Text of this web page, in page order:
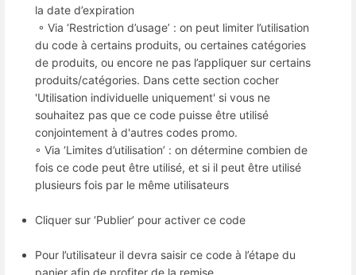
la date d’expiration
◦ Via ‘Restriction d’usage’ : on peut limiter l’utilisation
du code à certains produits, ou certaines catégories
de produits, ou encore ne pas l’appliquer sur certains
produits/catégories. Dans cette section cocher
'Utilisation individuelle uniquement' si vous ne
souhaitez pas que ce code puisse être utilisé
conjointement à d'autres codes promo.
◦ Via ‘Limites d’utilisation’ : on détermine combien de
fois ce code peut être utilisé, et si il peut être utilisé
plusieurs fois par le même utilisateurs
Cliquer sur ‘Publier’ pour activer ce code
Pour l’utilisateur il devra saisir ce code à l’étape du
panier afin de profiter de la remise